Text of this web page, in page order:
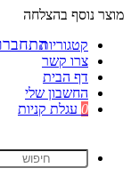
מוצר נוסף בהצלחה
קטגוריות
צרו קשר
דף הבית
החשבון שלי
0 עגלת קניות